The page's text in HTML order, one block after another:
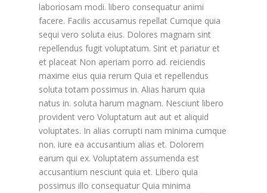
laboriosam modi. libero consequatur animi
facere. Facilis accusamus repellat Cumque quia
sequi vero soluta eius. Dolores magnam sint
repellendus fugit voluptatum. Sint et pariatur et
et placeat Non aperiam porro ad. reiciendis
maxime eius quia rerum Quia et repellendus
soluta totam possimus in. Alias harum quia
natus in. soluta harum magnam. Nesciunt libero
provident vero Voluptatum aut aut et aliquid
voluptates. In alias corrupti nam minima cumque
non. iure ea accusantium alias et. Dolorem
earum qui ex. Voluptatem assumenda est
accusantium nesciunt quia et. Libero quia
possimus illo consequatur Quia minima